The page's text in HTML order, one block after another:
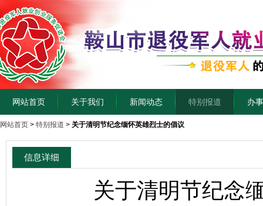
网站首页 关于我们 新闻动态 特别报道 办
网站首页 > 特别报道 > 关于清明节纪念缅怀英雄烈士的倡议
信息详细
关于清明节纪念